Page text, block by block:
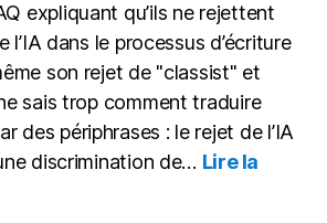
expliquant qu’ils ne rejettent
l’IA dans le processus d’écriture
son rejet de "classist" et
sais trop comment traduire
des périphrases : le rejet de l’IA
discrimination de… Lire la